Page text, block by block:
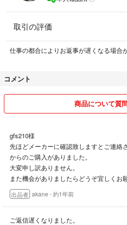
取引の評価
仕事の都合によりお返事が遅くなる場合
コメント
商品について質
gfs210様
先ほどメーカーに確認致しますとご連絡
からのご購入がありました。
大変申し訳ありません。
また機会がありましたらどうぞ宜しくお
出品者 akane - 約1年前
ご返信遅くなりました。